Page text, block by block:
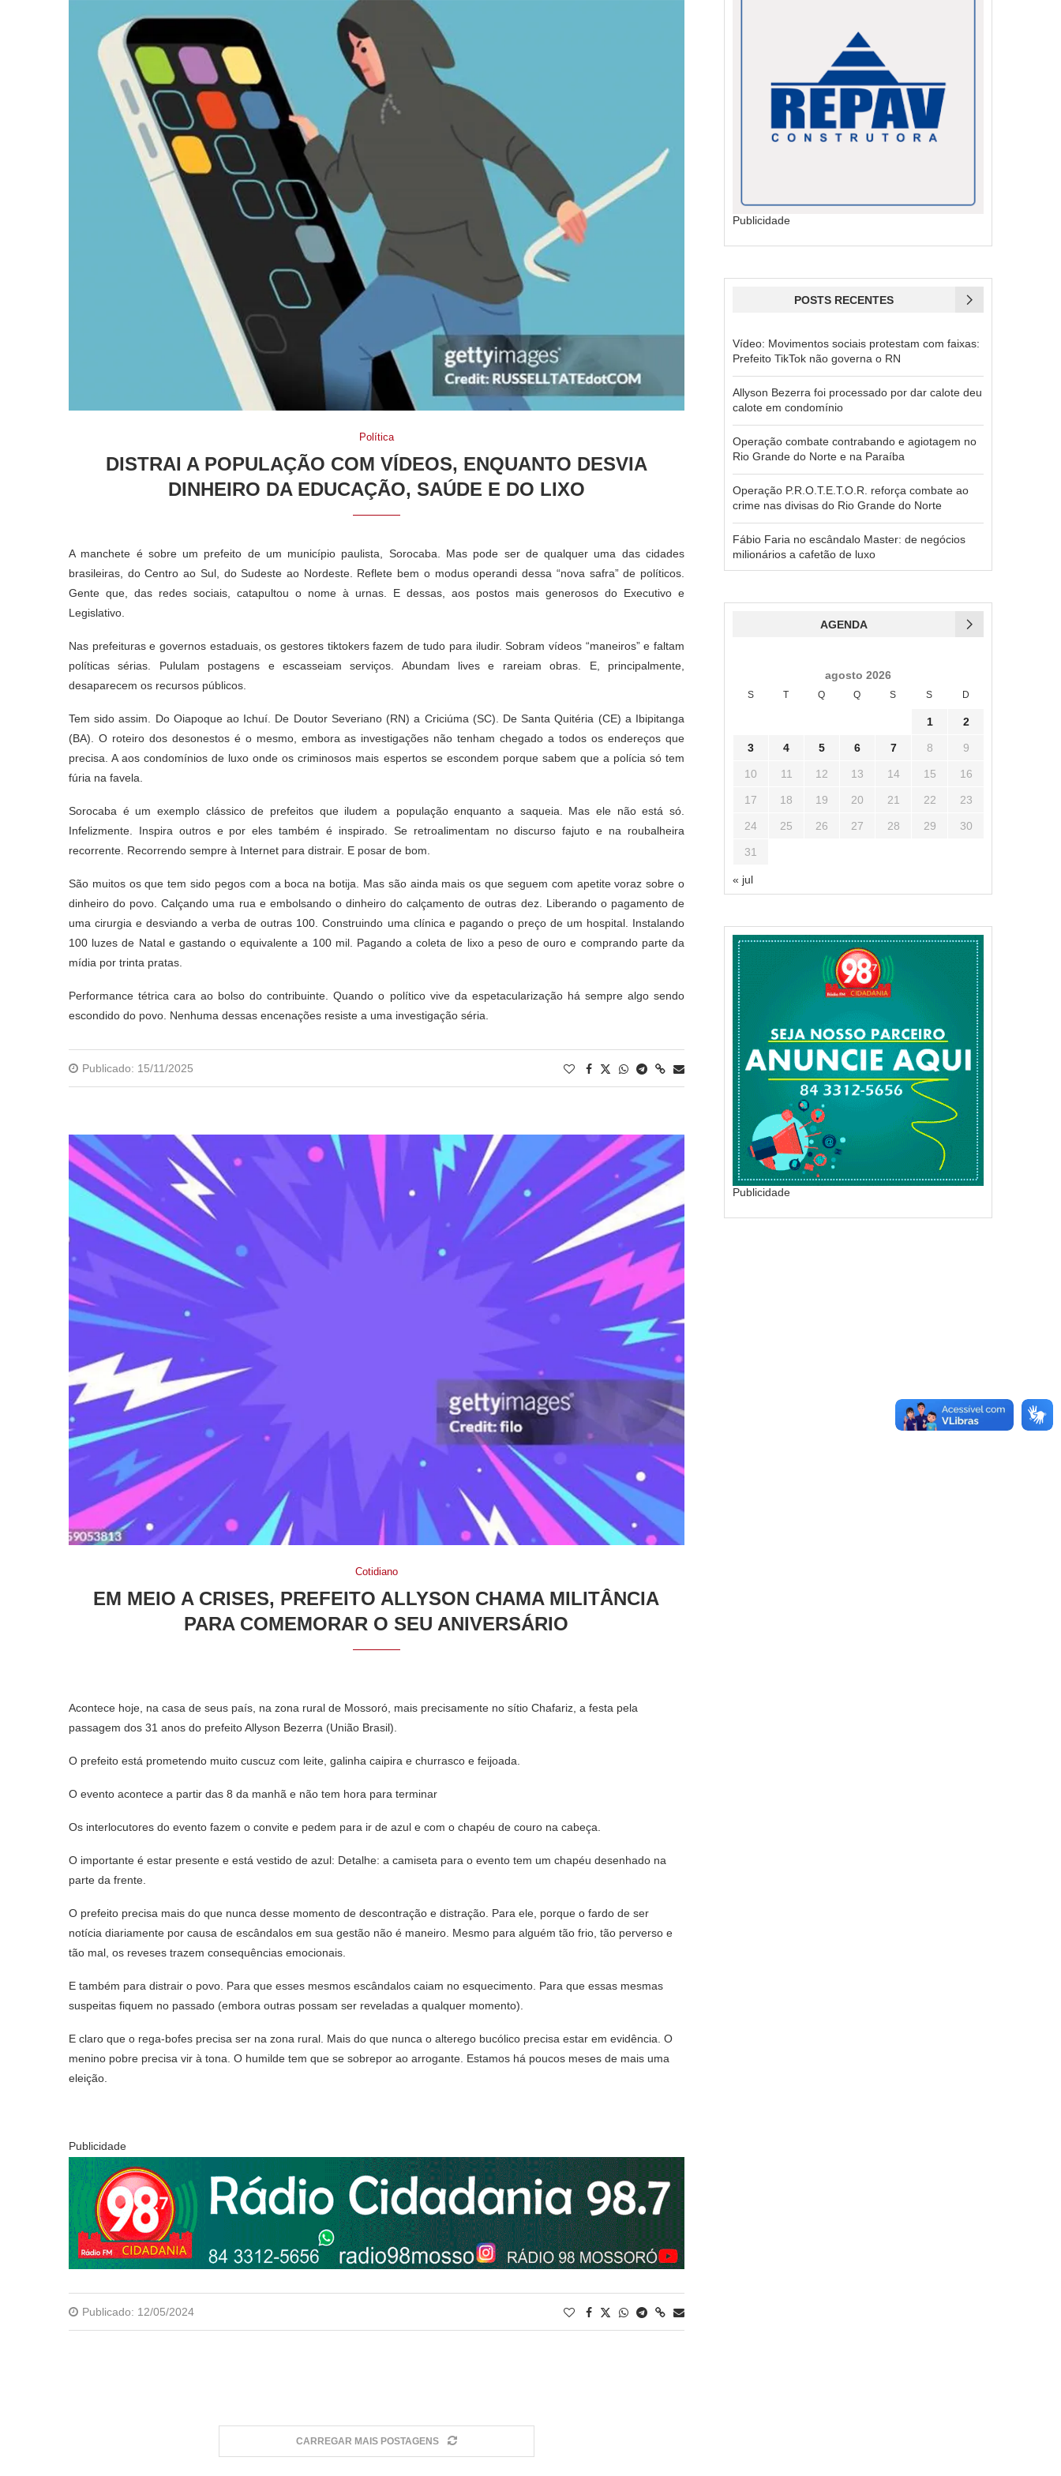
Política
DISTRAI A POPULAÇÃO COM VÍDEOS, ENQUANTO DESVIA
DINHEIRO DA EDUCAÇÃO, SAÚDE E DO LIXO
A manchete é sobre um prefeito de um município paulista, Sorocaba. Mas pode ser de qualquer uma das cidades
brasileiras, do Centro ao Sul, do Sudeste ao Nordeste. Reflete bem o modus operandi dessa “nova safra” de políticos.
Gente que, das redes sociais, catapultou o nome à urnas. E dessas, aos postos mais generosos do Executivo e
Legislativo.
Nas prefeituras e governos estaduais, os gestores tiktokers fazem de tudo para iludir. Sobram vídeos “maneiros” e faltam
políticas sérias. Pululam postagens e escasseiam serviços. Abundam lives e rareiam obras. E, principalmente,
desaparecem os recursos públicos.
Tem sido assim. Do Oiapoque ao Ichuí. De Doutor Severiano (RN) a Criciúma (SC). De Santa Quitéria (CE) a Ibipitanga
(BA). O roteiro dos desonestos é o mesmo, embora as investigações não tenham chegado a todos os endereços que
precisa. A aos condomínios de luxo onde os criminosos mais espertos se escondem porque sabem que a polícia só tem
fúria na favela.
Sorocaba é um exemplo clássico de prefeitos que iludem a população enquanto a saqueia. Mas ele não está só.
Infelizmente. Inspira outros e por eles também é inspirado. Se retroalimentam no discurso fajuto e na roubalheira
recorrente. Recorrendo sempre à Internet para distrair. E posar de bom.
São muitos os que tem sido pegos com a boca na botija. Mas são ainda mais os que seguem com apetite voraz sobre o
dinheiro do povo. Calçando uma rua e embolsando o dinheiro do calçamento de outras dez. Liberando o pagamento de
uma cirurgia e desviando a verba de outras 100. Construindo uma clínica e pagando o preço de um hospital. Instalando
100 luzes de Natal e gastando o equivalente a 100 mil. Pagando a coleta de lixo a peso de ouro e comprando parte da
mídia por trinta pratas.
Performance tétrica cara ao bolso do contribuinte. Quando o político vive da espetacularização há sempre algo sendo
escondido do povo. Nenhuma dessas encenações resiste a uma investigação séria.
Publicado: 15/11/2025
Cotidiano
EM MEIO A CRISES, PREFEITO ALLYSON CHAMA MILITÂNCIA
PARA COMEMORAR O SEU ANIVERSÁRIO
Acontece hoje, na casa de seus país, na zona rural de Mossoró, mais precisamente no sítio Chafariz, a festa pela
passagem dos 31 anos do prefeito Allyson Bezerra (União Brasil).
O prefeito está prometendo muito cuscuz com leite, galinha caipira e churrasco e feijoada.
O evento acontece a partir das 8 da manhã e não tem hora para terminar
Os interlocutores do evento fazem o convite e pedem para ir de azul e com o chapéu de couro na cabeça.
O importante é estar presente e está vestido de azul: Detalhe: a camiseta para o evento tem um chapéu desenhado na
parte da frente.
O prefeito precisa mais do que nunca desse momento de descontração e distração. Para ele, porque o fardo de ser
notícia diariamente por causa de escândalos em sua gestão não é maneiro. Mesmo para alguém tão frio, tão perverso e
tão mal, os reveses trazem consequências emocionais.
E também para distrair o povo. Para que esses mesmos escândalos caiam no esquecimento. Para que essas mesmas
suspeitas fiquem no passado (embora outras possam ser reveladas a qualquer momento).
E claro que o rega-bofes precisa ser na zona rural. Mais do que nunca o alterego bucólico precisa estar em evidência. O
menino pobre precisa vir à tona. O humilde tem que se sobrepor ao arrogante. Estamos há poucos meses de mais uma
eleição.
Publicidade
Publicado: 12/05/2024
CARREGAR MAIS POSTAGENS
Publicidade
POSTS RECENTES
Vídeo: Movimentos sociais protestam com faixas:
Prefeito TikTok não governa o RN
Allyson Bezerra foi processado por dar calote deu
calote em condomínio
Operação combate contrabando e agiotagem no
Rio Grande do Norte e na Paraíba
Operação P.R.O.T.E.T.O.R. reforça combate ao
crime nas divisas do Rio Grande do Norte
Fábio Faria no escândalo Master: de negócios
milionários a cafetão de luxo
AGENDA
agosto 2026
S T Q Q S S D
1 2
3 4 5 6 7 8 9
10 11 12 13 14 15 16
17 18 19 20 21 22 23
24 25 26 27 28 29 30
31
« jul
Publicidade